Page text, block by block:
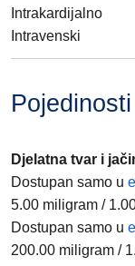
Intrakardijalno
Intravenski
Djelatna tvar i
Dostupan samo u
5.00 miligram /
Dostupan samo u
200.00 miligram /